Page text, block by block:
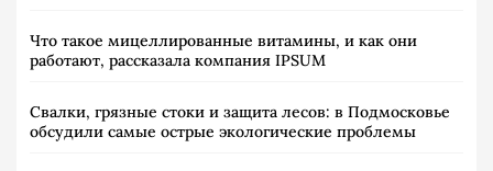
Что такое мицеллированные витамины, и как они
работают, рассказала компания IPSUM
Свалки, грязные стоки и защита лесов: в Подмосковье
обсудили самые острые экологические проблемы